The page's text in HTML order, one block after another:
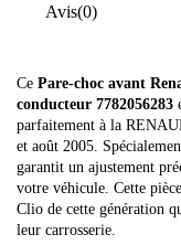
Avis(0)
Ce Pare-choc avant
conducteur 7782056283
parfaitement à la
et août 2005.
garantit un ajustement
votre véhicule. Cette
Clio de cette génération
leur carrosserie.